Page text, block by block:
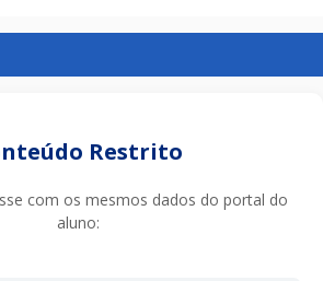
Restrito
com os mesmos dados do portal do
aluno: